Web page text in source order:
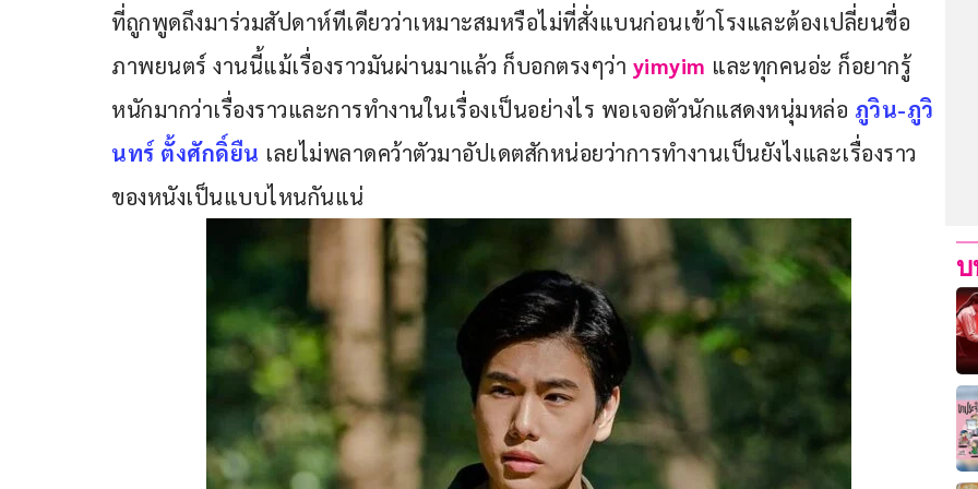
ที่ถูกพูดถึงมาร่วมสัปดาห์ทีเดียวว่าเหมาะสมหรือไม่ที่สั่งแบนก่อนเข้าโรงและต้องเปลี่ยนชื่อ
ภาพยนตร์ งานนี้แม้เรื่องราวมันผ่านมาแล้ว ก็บอกตรงๆว่า yimyim และทุกคนอ่ะ ก็อยากรู้
หนักมากว่าเรื่องราวและการทำงานในเรื่องเป็นอย่างไร พอเจอตัวนักแสดงหนุ่มหล่อ ภูวิน-ภูวิ
นทร์ ตั้งศักดิ์ยืน เลยไม่พลาดคว้าตัวมาอัปเดตสักหน่อยว่าการทำงานเป็นยังไงและเรื่องราว
ของหนังเป็นแบบไหนกันแน่
บ